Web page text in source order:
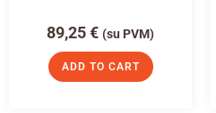
89,25€ (su PVM)
ADD TO CART